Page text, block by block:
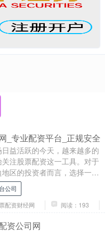
_专业配资平台_正规安全
益活跃的今天，越来越多的
注股票配资这一工具。对于
区的投资者而言，选择一个**
配资平台尤为重要。本文将为
公司
配资财经网
阅读：193
资公司网